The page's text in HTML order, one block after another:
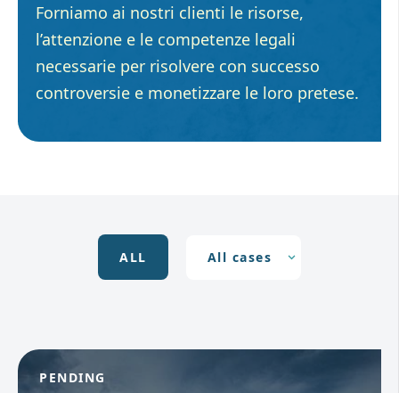
Forniamo ai nostri clienti le risorse,
l’attenzione e le competenze legali
necessarie per risolvere con successo
controversie e monetizzare le loro pretese.
ALL
PENDING